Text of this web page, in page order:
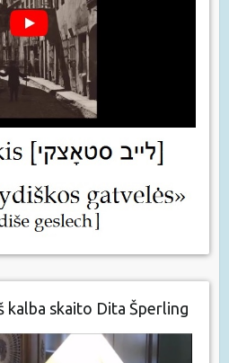
kalba skaito Dita Šperling